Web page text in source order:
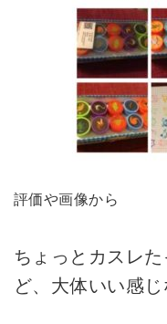
評価や画像から
ちょっとカスレ
ど、大体いい感